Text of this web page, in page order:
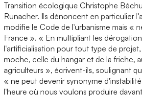
Transition écologique Christophe
Runacher. Ils dénoncent en particulier
modifie le Code de l'urbanisme mais «
France ». « En multipliant les
l'artificialisation pour tout type de
moche, celle du hangar et de la friche,
agriculteurs », écrivent-ils, soulignant
« ne peut devenir synonyme
l'heure où nous voulons produire